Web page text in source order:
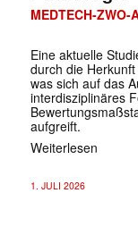
MEDTECH-ZWO-
Eine aktuelle
durch die
was sich auf das
interdisziplinäres
aufgreift.
Weiterlesen
1. JULI 2026